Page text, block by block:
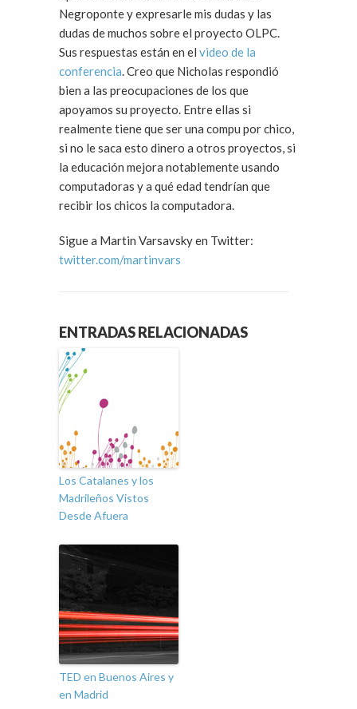
Negroponte y expresarle mis dudas y las
dudas de muchos sobre el proyecto OLPC.
Sus respuestas están en el video de la
conferencia. Creo que Nicholas respondió
bien a las preocupaciones de los que
apoyamos su proyecto. Entre ellas si
realmente tiene que ser una compu por chico,
si no le saca esto dinero a otros proyectos, si
la educación mejora notablemente usando
computadoras y a qué edad tendrían que
recibir los chicos la computadora.
Sigue a Martin Varsavsky en Twitter:
twitter.com/martinvars
ENTRADAS RELACIONADAS
Los Catalanes y los
Madrileños Vistos
Desde Afuera
TED en Buenos Aires y
en Madrid